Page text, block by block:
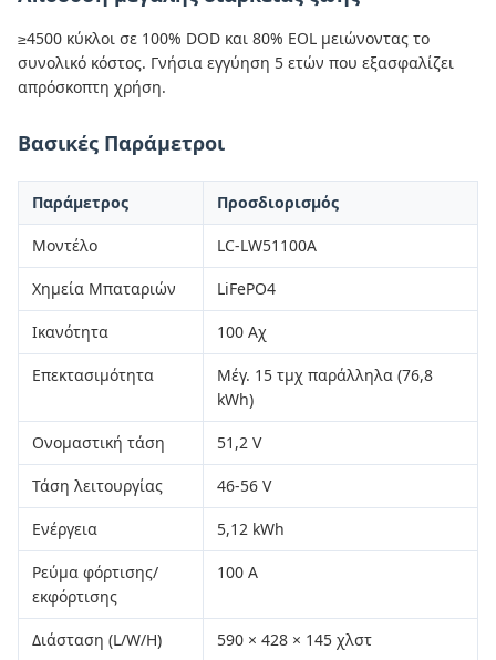
≥4500 κύκλοι σε 100% DOD και 80% EOL μειώνοντας το
συνολικό κόστος. Γνήσια εγγύηση 5 ετών που εξασφαλίζει
απρόσκοπτη χρήση.
Βασικές Παράμετροι
Παράμετρος Προσδιορισμός
Μοντέλο LC-LW51100A
Χημεία Μπαταριών LiFePO4
Ικανότητα 100 Αχ
Επεκτασιμότητα
Μέγ. 15 τμχ παράλληλα (76,8
kWh)
Ονομαστική τάση 51,2 V
Τάση λειτουργίας 46-56 V
Ενέργεια 5,12 kWh
Ρεύμα φόρτισης/
εκφόρτισης
100 Α
Διάσταση (L/W/H) 590 × 428 × 145 χλστ